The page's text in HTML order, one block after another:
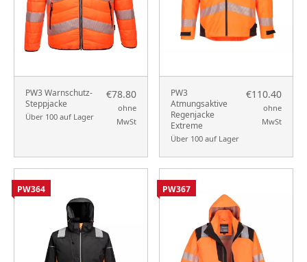
PW3 Warnschutz-
Steppjacke
Über 100 auf Lager
€78.80
ohne
MwSt
PW3
Atmungsaktive
Regenjacke
Extreme
Über 100 auf Lager
€110.40
ohne
MwSt
PW364 PW367